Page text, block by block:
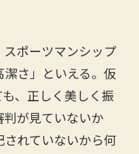
ポーツマンシップ
さ」といえる。仮
、正しく美しく振
が見ていないか
れていないから何